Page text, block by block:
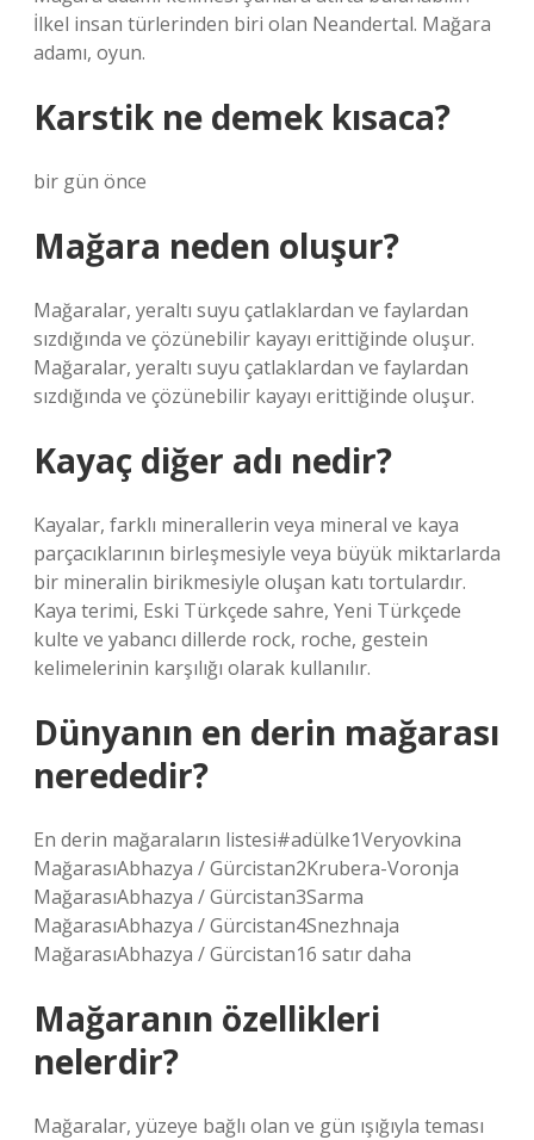
İlkel insan türlerinden biri olan Neandertal. Mağara
adamı, oyun.
Karstik ne demek kısaca?
bir gün önce
Mağara neden oluşur?
Mağaralar, yeraltı suyu çatlaklardan ve faylardan
sızdığında ve çözünebilir kayayı erittiğinde oluşur.
Mağaralar, yeraltı suyu çatlaklardan ve faylardan
sızdığında ve çözünebilir kayayı erittiğinde oluşur.
Kayaç diğer adı nedir?
Kayalar, farklı minerallerin veya mineral ve kaya
parçacıklarının birleşmesiyle veya büyük miktarlarda
bir mineralin birikmesiyle oluşan katı tortulardır.
Kaya terimi, Eski Türkçede sahre, Yeni Türkçede
kulte ve yabancı dillerde rock, roche, gestein
kelimelerinin karşılığı olarak kullanılır.
Dünyanın en derin mağarası
nerededir?
En derin mağaraların listesi#adülke1Veryovkina
MağarasıAbhazya / Gürcistan2Krubera-Voronja
MağarasıAbhazya / Gürcistan3Sarma
MağarasıAbhazya / Gürcistan4Snezhnaja
MağarasıAbhazya / Gürcistan16 satır daha
Mağaranın özellikleri
nelerdir?
Mağaralar, yüzeye bağlı olan ve gün ışığıyla teması